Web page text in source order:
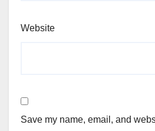
Website
Save my name, email, and